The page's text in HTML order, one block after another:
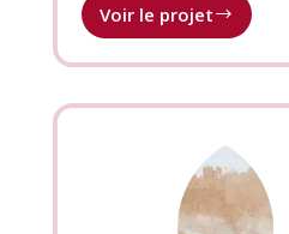
Voir le projet
Appel
propositions :
recherche
COVID-
19